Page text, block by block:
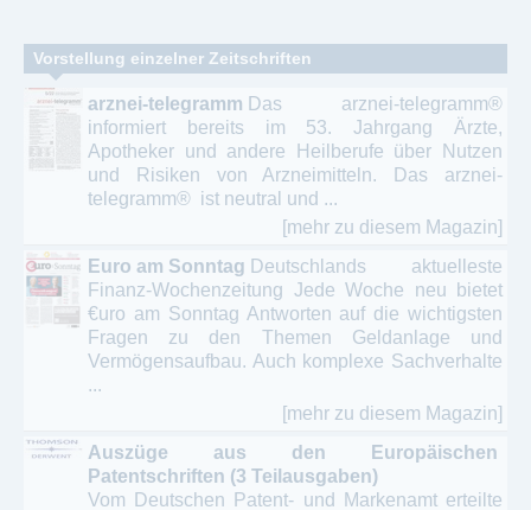
Vorstellung einzelner Zeitschriften
arznei-telegramm Das arznei-telegramm®
informiert bereits im 53. Jahrgang Ärzte,
Apotheker und andere Heilberufe über Nutzen
und Risiken von Arzneimitteln. Das arznei-
telegramm® ist neutral und ...
[mehr zu diesem Magazin]
Euro am Sonntag Deutschlands aktuelleste
Finanz-Wochenzeitung Jede Woche neu bietet
€uro am Sonntag Antworten auf die wichtigsten
Fragen zu den Themen Geldanlage und
Vermögensaufbau. Auch komplexe Sachverhalte
...
[mehr zu diesem Magazin]
Auszüge aus den Europäischen
Patentschriften (3 Teilausgaben)
Vom Deutschen Patent- und Markenamt erteilte